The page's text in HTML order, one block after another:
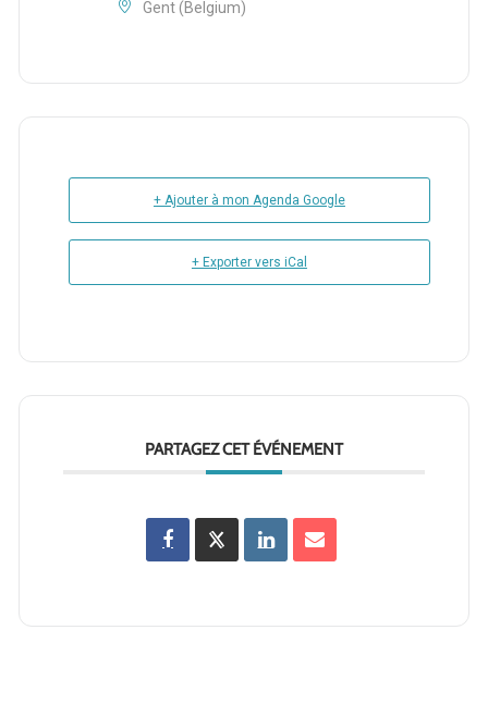
Gent (Belgium)
+ Ajouter à mon Agenda Google
+ Exporter vers iCal
PARTAGEZ CET ÉVÉNEMENT